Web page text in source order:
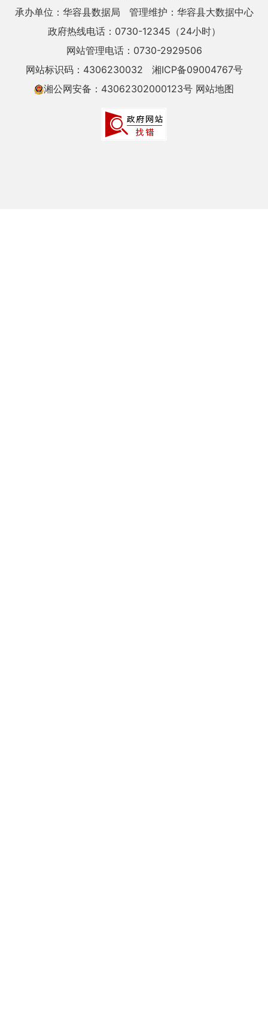
承办单位：华容县数据局
管理维护：华容县大数据中心
政府热线电话：0730-12345（24小时）
网站管理电话：0730-2929506
网站标识码：4306230032
湘ICP备09004767号
湘公网安备：43062302000123号 网站地图